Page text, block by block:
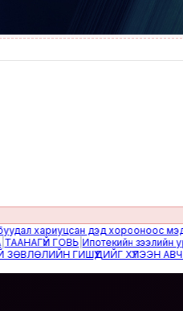
дэд хорооноос
ГОВЬ| Ипотекийн зээлийн
ГИШҮҮДИЙГ ХҮЛЭЭН АВЧ